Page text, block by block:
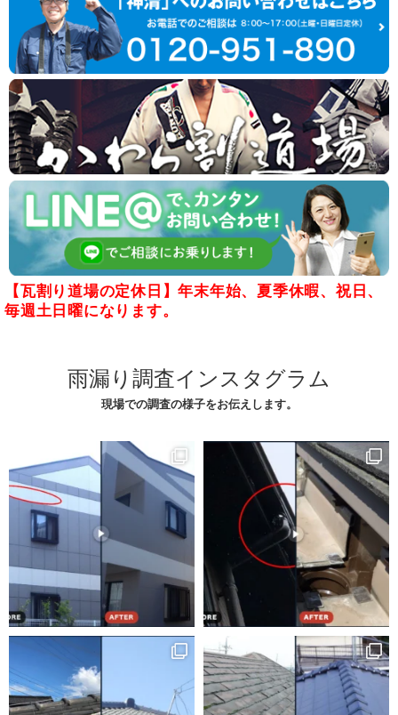
【瓦割り道場の定休日】年末年始、夏季休暇、祝日、
毎週土日曜になります。
雨漏り調査インスタグラム
現場での調査の様子をお伝えします。